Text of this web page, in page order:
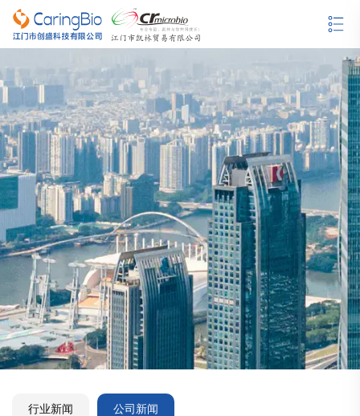
哥伦比亚血琼脂培养基
沙保弱（罗）琼脂培养基
行业新闻 公司新闻